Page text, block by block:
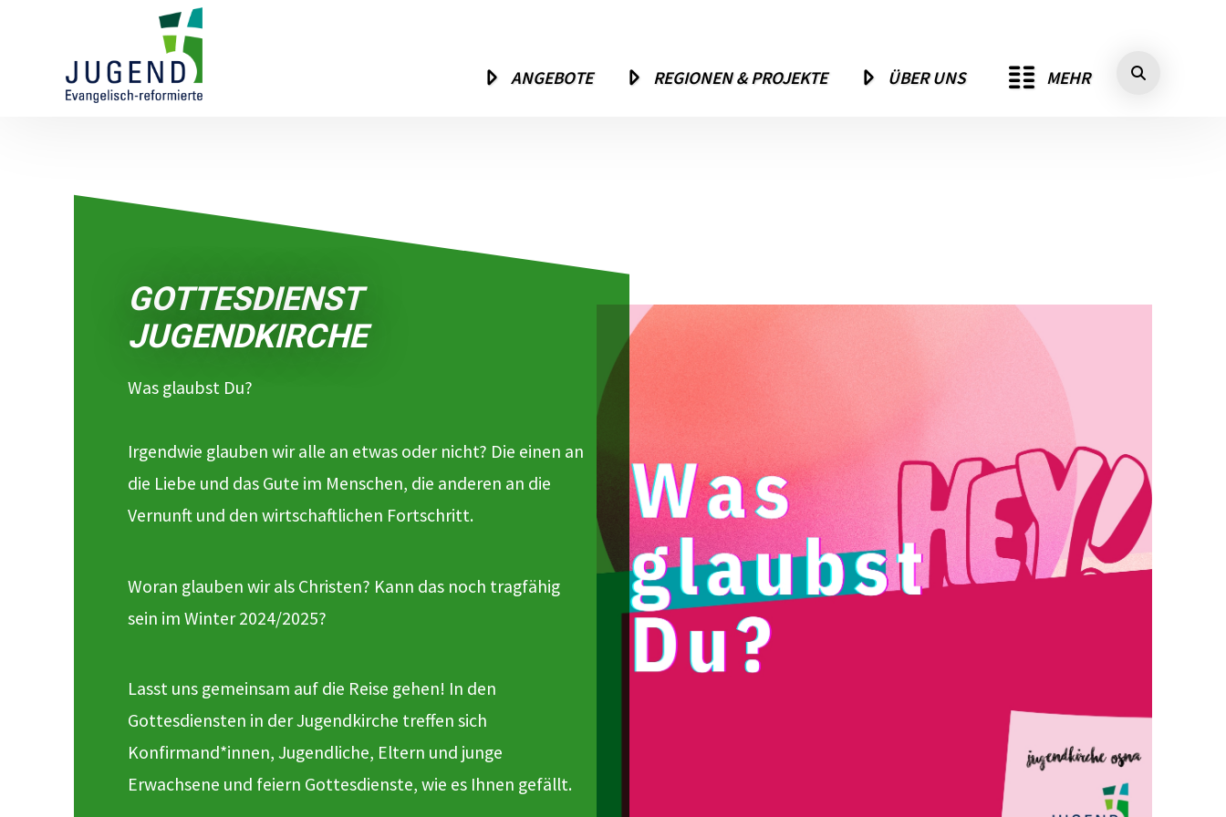
ANGEBOTE REGIONEN & PROJEKTE ÜBER UNS MEHR
GOTTESDIENST
JUGENDKIRCHE
Was glaubst Du?
Irgendwie glauben wir alle an etwas oder nicht? Die einen an
die Liebe und das Gute im Menschen, die anderen an die
Vernunft und den wirtschaftlichen Fortschritt.
Woran glauben wir als Christen? Kann das noch tragfähig
sein im Winter 2024/2025?
Lasst uns gemeinsam auf die Reise gehen! In den
Gottesdiensten in der Jugendkirche treffen sich
Konfirmand*innen, Jugendliche, Eltern und junge
Erwachsene und feiern Gottesdienste, wie es Ihnen gefällt.